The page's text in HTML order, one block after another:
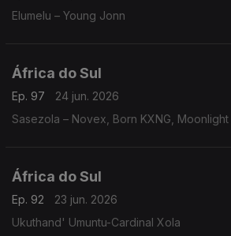
Elumelu – Young Jonn
África do Sul
Ep. 97
24 jun. 2026
Sasezola – Novex, Born KXNG, Moonlight
África do Sul
Ep. 92
23 jun. 2026
Ukuthand' Umuntu-Cardinal Xola